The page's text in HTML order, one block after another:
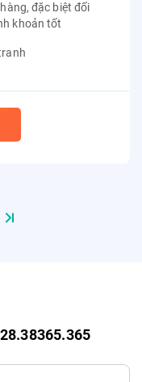
đặc biệt đối
khoản tốt